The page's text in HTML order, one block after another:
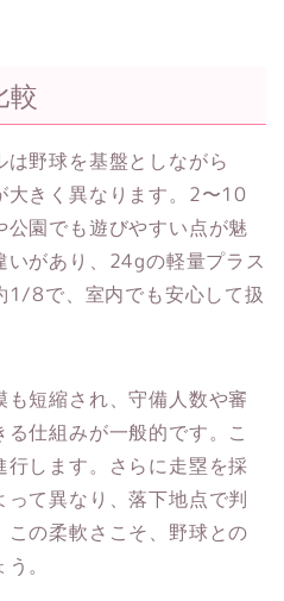
較
野球を基盤としながら
大きく異なります。2〜10
公園でも遊びやすい点が魅
があり、24gの軽量プラス
1/8で、室内でも安心して扱
短縮され、守備人数や審
仕組みが一般的です。こ
します。さらに走塁を採
て異なり、落下地点で判
の柔軟さこそ、野球との
。